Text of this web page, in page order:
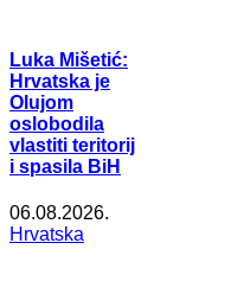
Luka Mišetić:
Hrvatska je
Olujom
oslobodila
vlastiti teritorij
i spasila BiH
06.08.2026.
Hrvatska